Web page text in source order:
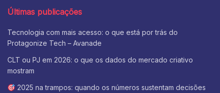
Últimas publicações
Tecnologia com mais acesso: o que está por trás do
Protagonize Tech – Avanade
CLT ou PJ em 2026: o que os dados do mercado criativo
mostram
2025 na trampos: quando os números sustentam decisões